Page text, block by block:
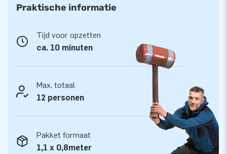
verankeringsmateriaal, transportzak, en een duidelijke
Kwaliteit en Garantie
JB kussens zijn op meerdere punten verstevigd en
meervoudig gestikt en zijn gemaakt van sterk, hoge kwaliteit
PVC. Ze zijn daardoor duurzaam en eenvoudig schoon te
houden. Het super springkussen wordt tevens door JB
geleverd met 5 jaar garantie. Hierdoor lever jij met dit
Koop dit unieke springkasteel super met giraffe thema en
Praktische informatie
Tijd voor opzetten
ca. 10 minuten
Max. totaal
12 personen
Pakket formaat
1,1 x 0,8meter